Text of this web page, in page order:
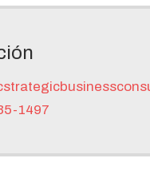
1497